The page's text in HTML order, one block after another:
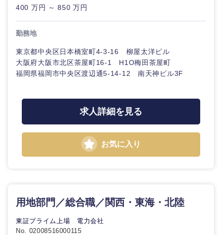
長崎県 熊本県
沖縄県
400 万円 ～ 850 万円
勤務地
東京都中央区日本橋室町4-3-16 柳屋太洋ビル
大阪府大阪市北区茶屋町16-1 H1O梅田茶屋町
福岡県福岡市中央区渡辺通5-14-12 南天神ビル3F
求人詳細を見る
お気に入り
用地部門／総合職／関西・東海・北陸
東証プライム上場 電力会社
No. 02008516000115